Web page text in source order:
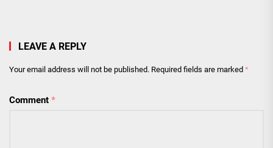
LEAVE A REPLY
Your email address will not be published. Required fields are marked *
Comment *